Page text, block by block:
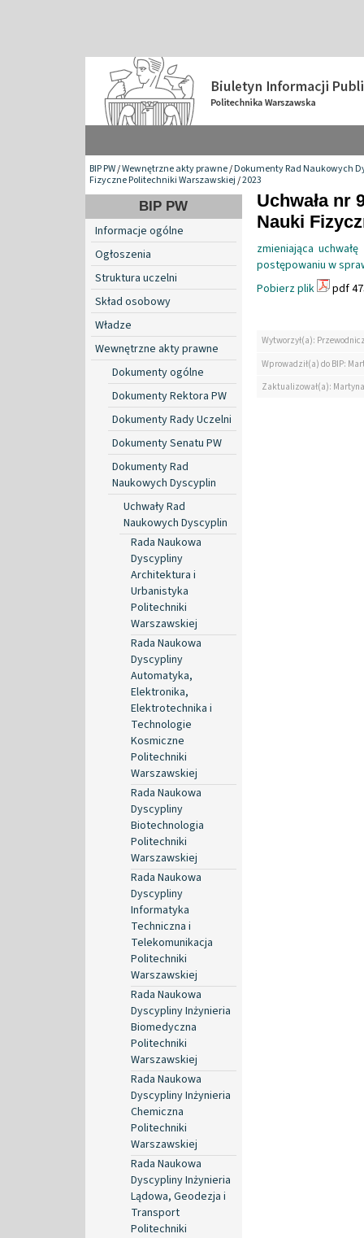
BIP PW/Wewnętrzne akty prawne/Dokumenty Rad Naukowych
Fizyczne Politechniki Warszawskiej/2023
BIP PW
Informacje ogólne
Ogłoszenia
Struktura uczelni
Skład osobowy
Władze
Wewnętrzne akty prawne
Dokumenty ogólne
Dokumenty Rektora PW
Dokumenty Rady Uczelni
Dokumenty Senatu PW
Dokumenty Rad
Naukowych Dyscyplin
Uchwały Rad
Naukowych Dyscyplin
Rada Naukowa
Dyscypliny
Architektura i
Urbanistyka
Politechniki
Warszawskiej
Rada Naukowa
Dyscypliny
Automatyka,
Elektronika,
Elektrotechnika i
Technologie
Kosmiczne
Politechniki
Warszawskiej
Rada Naukowa
Dyscypliny
Biotechnologia
Politechniki
Warszawskiej
Rada Naukowa
Dyscypliny
Informatyka
Techniczna i
Telekomunikacja
Politechniki
Warszawskiej
Rada Naukowa
Dyscypliny Inżynieria
Biomedyczna
Politechniki
Warszawskiej
Rada Naukowa
Dyscypliny Inżynieria
Chemiczna
Politechniki
Warszawskiej
Rada Naukowa
Dyscypliny Inżynieria
Lądowa, Geodezja i
Transport
Politechniki
Uchwała nr
Nauki
zmieniająca
postępowaniu w
Pobierz plik
pdf
Wytworzył(a):
Wprowadził(a) do BIP:
Zaktualizował(a):